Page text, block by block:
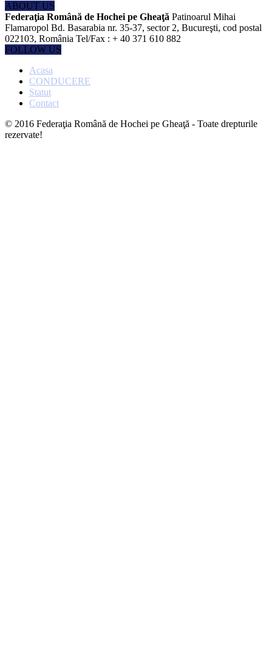
ABOUT US
Federaţia Română de Hochei pe Gheaţă Patinoarul Mihai
Flamaropol Bd. Basarabia nr. 35-37, sector 2, Bucureşti, cod postal
022103, România Tel/Fax : + 40 371 610 882
FOLLOW US
Acasa
CONDUCERE
Statut
Contact
© 2016 Federaţia Română de Hochei pe Gheaţă - Toate drepturile
rezervate!